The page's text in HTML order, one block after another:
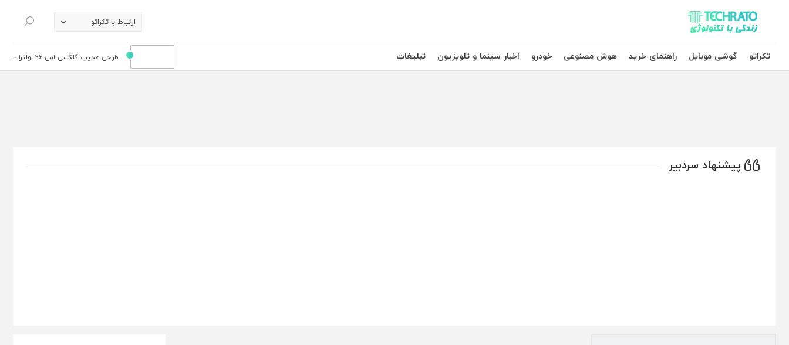
تکراتو – زندگی با تکنولوژی ارتباط با تکراتو
جستجو
تکراتو
گوشی موبایل راهنمای خرید هوش مصنوعی خودرو اخبار سینما و تلویزیون تبلیغات طراحی عجیب گلکسی اس 26 اولترا ...
پیشنهاد سردبیر